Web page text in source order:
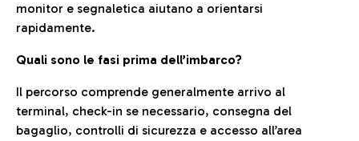
monitor e segnaletica aiutano a orientarsi
rapidamente.
Quali sono le fasi prima dell’imbarco?
Il percorso comprende generalmente arrivo al
terminal, check-in se necessario, consegna del
bagaglio, controlli di sicurezza e accesso all’area